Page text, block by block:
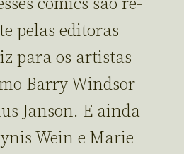
comics são re-
pelas editoras
para os artistas
Barry Windsor-
Janson. E ainda
Wein e Marie